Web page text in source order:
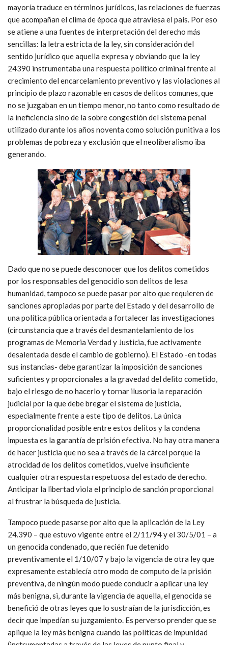
mayoría traduce en términos jurídicos, las relaciones de fuerzas
que acompañan el clima de época que atraviesa el país. Por eso
se atiene a una fuentes de interpretación del derecho más
sencillas: la letra estricta de la ley, sin consideración del
sentido jurídico que aquella expresa y obviando que la ley
24390 instrumentaba una respuesta político criminal frente al
crecimiento del encarcelamiento preventivo y las violaciones al
principio de plazo razonable en casos de delitos comunes, que
no se juzgaban en un tiempo menor, no tanto como resultado de
la ineficiencia sino de la sobre congestión del sistema penal
utilizado durante los años noventa como solución punitiva a los
problemas de pobreza y exclusión que el neoliberalismo iba
generando.
Dado que no se puede desconocer que los delitos cometidos
por los responsables del genocidio son delitos de lesa
humanidad, tampoco se puede pasar por alto que requieren de
sanciones apropiadas por parte del Estado y del desarrollo de
una política pública orientada a fortalecer las investigaciones
(circunstancia que a través del desmantelamiento de los
programas de Memoria Verdad y Justicia, fue activamente
desalentada desde el cambio de gobierno). El Estado -en todas
sus instancias- debe garantizar la imposición de sanciones
suficientes y proporcionales a la gravedad del delito cometido,
bajo el riesgo de no hacerlo y tornar ilusoria la reparación
judicial por la que debe bregar el sistema de justicia,
especialmente frente a este tipo de delitos. La única
proporcionalidad posible entre estos delitos y la condena
impuesta es la garantía de prisión efectiva. No hay otra manera
de hacer justicia que no sea a través de la cárcel porque la
atrocidad de los delitos cometidos, vuelve insuficiente
cualquier otra respuesta respetuosa del estado de derecho.
Anticipar la libertad viola el principio de sanción proporcional
al frustrar la búsqueda de justicia.
Tampoco puede pasarse por alto que la aplicación de la Ley
24.390 – que estuvo vigente entre el 2/11/94 y el 30/5/01 – a
un genocida condenado, que recién fue detenido
preventivamente el 1/10/07 y bajo la vigencia de otra ley que
expresamente establecía otro modo de computo de la prisión
preventiva, de ningún modo puede conducir a aplicar una ley
más benigna, si, durante la vigencia de aquella, el genocida se
benefició de otras leyes que lo sustraían de la jurisdicción, es
decir que impedían su juzgamiento. Es perverso prender que se
aplique la ley más benigna cuando las políticas de impunidad